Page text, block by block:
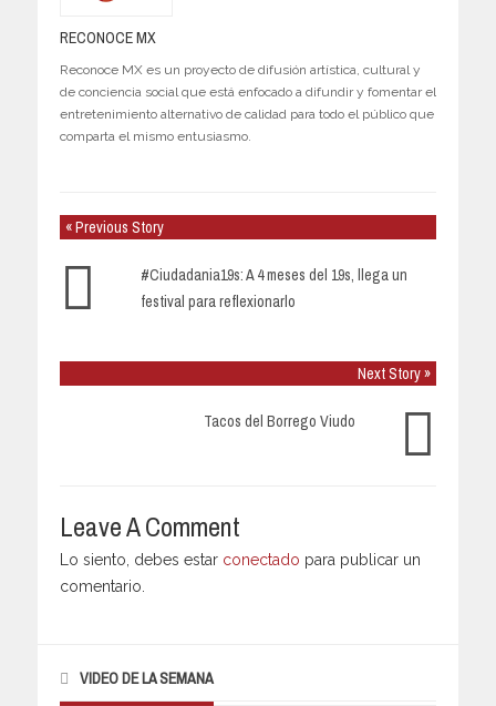
RECONOCE MX
Reconoce MX es un proyecto de difusión artística, cultural y
de conciencia social que está enfocado a difundir y fomentar el
entretenimiento alternativo de calidad para todo el público que
comparta el mismo entusiasmo.
« Previous Story
#Ciudadania19s: A 4 meses del 19s, llega un
festival para reflexionarlo
Next Story »
Tacos del Borrego Viudo
Leave A Comment
Lo siento, debes estar conectado para publicar un
comentario.
VIDEO DE LA SEMANA